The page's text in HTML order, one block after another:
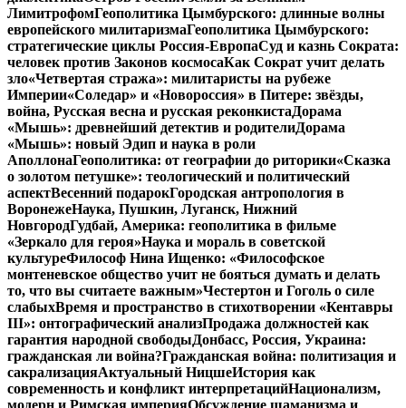
ЛимитрофомГеополитика Цымбурского: длинные волны
европейского милитаризмаГеополитика Цымбурского:
стратегические циклы Россия-ЕвропаСуд и казнь Сократа:
человек против Законов космосаКак Сократ учит делать
зло«Четвертая стража»: милитаристы на рубеже
Империи«Соледар» и «Новороссия» в Питере: звёзды,
война, Русская весна и русская реконкистаДорама
«Мышь»: древнейший детектив и родителиДорама
«Мышь»: новый Эдип и наука в роли
АполлонаГеополитика: от географии до риторики«Сказка
о золотом петушке»: теологический и политический
аспектВесенний подарокГородская антропология в
ВоронежеНаука, Пушкин, Луганск, Нижний
НовгородГудбай, Америка: геополитика в фильме
«Зеркало для героя»Наука и мораль в советской
культуреФилософ Нина Ищенко: «Философское
монтеневское общество учит не бояться думать и делать
то, что вы считаете важным»Честертон и Гоголь о силе
слабыхВремя и пространство в стихотворении «Кентавры
III»: онтографический анализПродажа должностей как
гарантия народной свободыДонбасс, Россия, Украина:
гражданская ли война?Гражданская война: политизация и
сакрализацияАктуальный НицшеИстория как
современность и конфликт интерпретацийНационализм,